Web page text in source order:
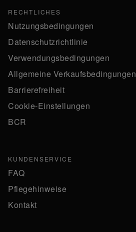
RECHTLICHES
Nutzungsbedingungen
Datenschutzrichtlinie
Verwendungsbedingungen
Allgemeine Verkaufsbedingungen
Barrierefreiheit
Cookie-Einstellungen
BCR
KUNDENSERVICE
FAQ
Pflegehinweise
Kontakt